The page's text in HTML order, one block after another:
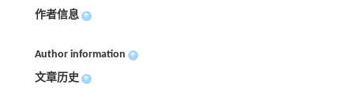
作者信息 +
Author information +
文章历史 +